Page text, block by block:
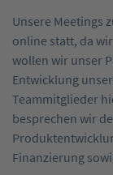
Unsere Meetings
online statt, da
wollen wir unser
Entwicklung
Teammitglieder
besprechen wir
Finanzierung